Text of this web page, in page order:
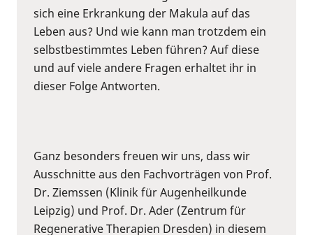
sich eine Erkrankung der Makula auf das
Leben aus? Und wie kann man trotzdem ein
selbstbestimmtes Leben führen? Auf diese
und auf viele andere Fragen erhaltet ihr in
dieser Folge Antworten.
Ganz besonders freuen wir uns, dass wir
Ausschnitte aus den Fachvorträgen von Prof.
Dr. Ziemssen (Klinik für Augenheilkunde
Leipzig) und Prof. Dr. Ader (Zentrum für
Regenerative Therapien Dresden) in diesem